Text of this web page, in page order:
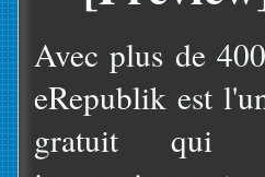
Avec plus de
eRepublik est
gratuit qui